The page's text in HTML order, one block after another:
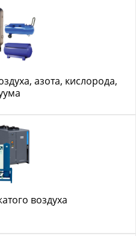
азота, кислорода,
воздуха